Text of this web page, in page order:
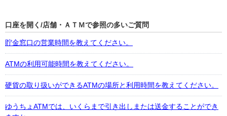
口座を開く/店舗・ＡＴＭで参照の多いご質問
貯金窓口の営業時間を教えてください。
ATMの利用可能時間を教えてください。
硬貨の取り扱いができるATMの場所と利用時間を教えてください。
ゆうちょATMでは、いくらまで引き出しまたは送金することができ